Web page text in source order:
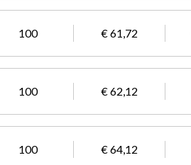
100 € 61,72
100 € 62,12
100 € 64,12